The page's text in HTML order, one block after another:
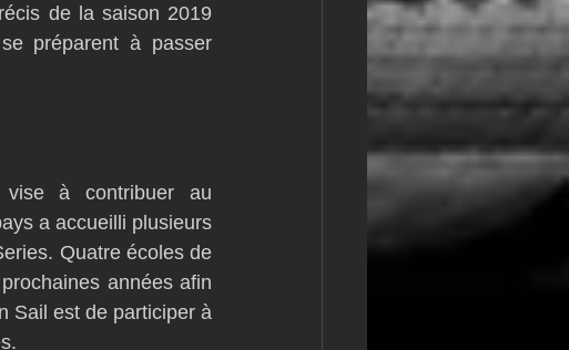
de la saison 2019
préparent à passer
à contribuer au
a accueilli plusieurs
Quatre écoles de
années afin
Sail est de participer à